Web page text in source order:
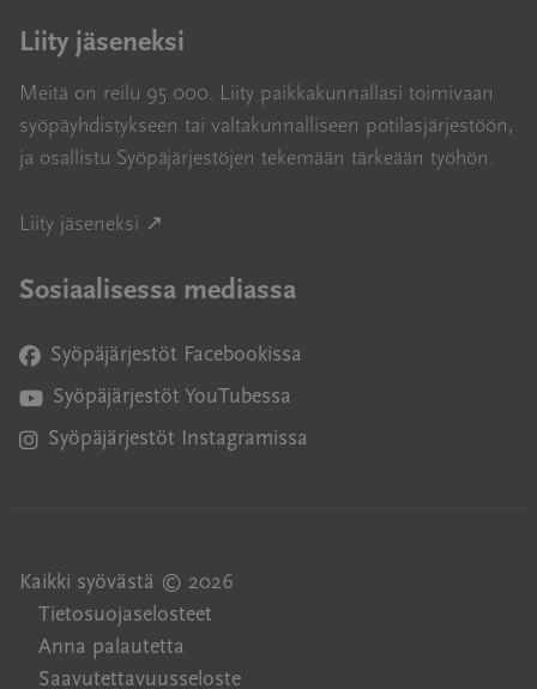
Liity jäseneksi
Meitä on reilu 95 000. Liity paikkakunnallasi toimivaan
syöpäyhdistykseen tai valtakunnalliseen potilasjärjestöön,
ja osallistu Syöpäjärjestöjen tekemään tärkeään työhön.
Liity jäseneksi ↗
Sosiaalisessa mediassa
Syöpäjärjestöt Facebookissa
Avautuu uuteen ikkunaan
Syöpäjärjestöt YouTubessa
Avautuu uuteen ikkunaan
Syöpäjärjestöt Instagramissa
Avautuu uuteen ikkunaan
Kaikki syövästä © 2026
Tietosuojaselosteet
Anna palautetta
Saavutettavuusseloste